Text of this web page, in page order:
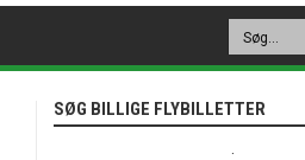
SØG BILLIGE FLYBILLETTER